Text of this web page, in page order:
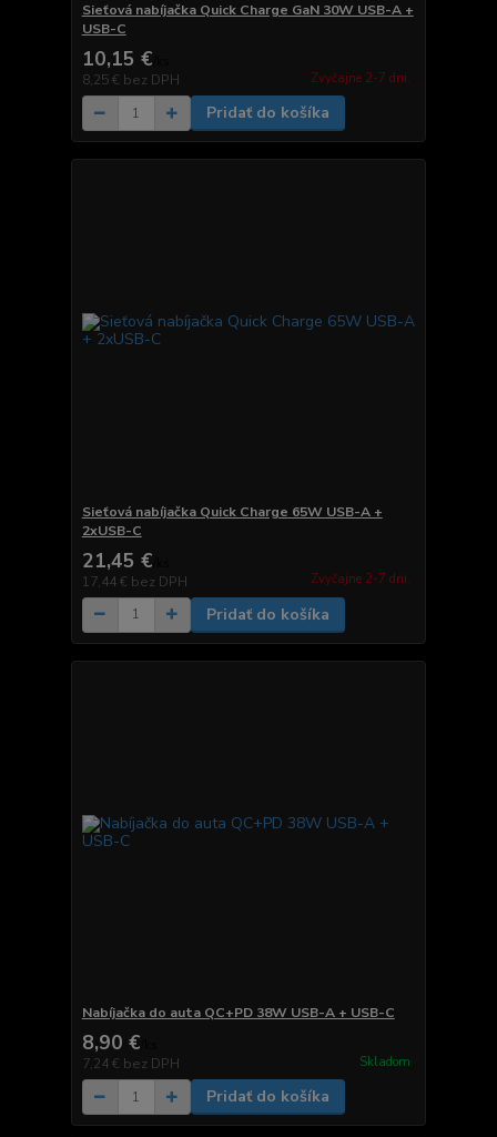
Sieťová nabíjačka Quick Charge GaN 30W USB-A +
USB-C
10,15 €
8,25 € bez DPH Zvyčajne 2-7 dni.
Pridať do košíka
Sieťová nabíjačka Quick Charge 65W USB-A +
2xUSB-C
21,45 €
17,44 € bez DPH Zvyčajne 2-7 dni.
Pridať do košíka
Nabíjačka do auta QC+PD 38W USB-A + USB-C
8,90 €
7,24 € bez DPH Skladom
Pridať do košíka